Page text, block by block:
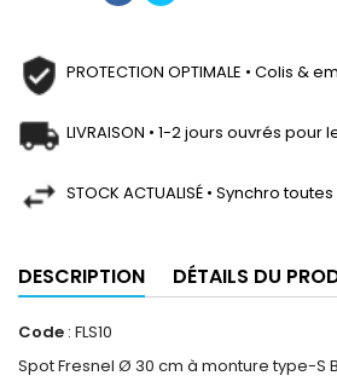
PROTECTION OPTIMALE • Colis &
LIVRAISON • 1-2 jours ouvrés
STOCK ACTUALISÉ • Synchro
DESCRIPTION DÉTAILS DU
Code : FLS10
Spot Fresnel Ø 30 cm à monture type-S